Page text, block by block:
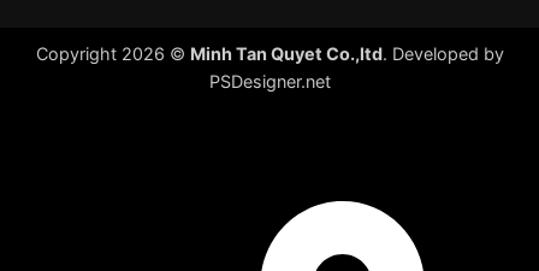
Copyright 2026 © Minh Tan Quyet Co.,ltd. Developed by
PSDesigner.net